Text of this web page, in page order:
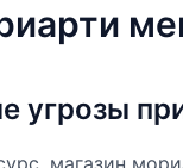
угрозы